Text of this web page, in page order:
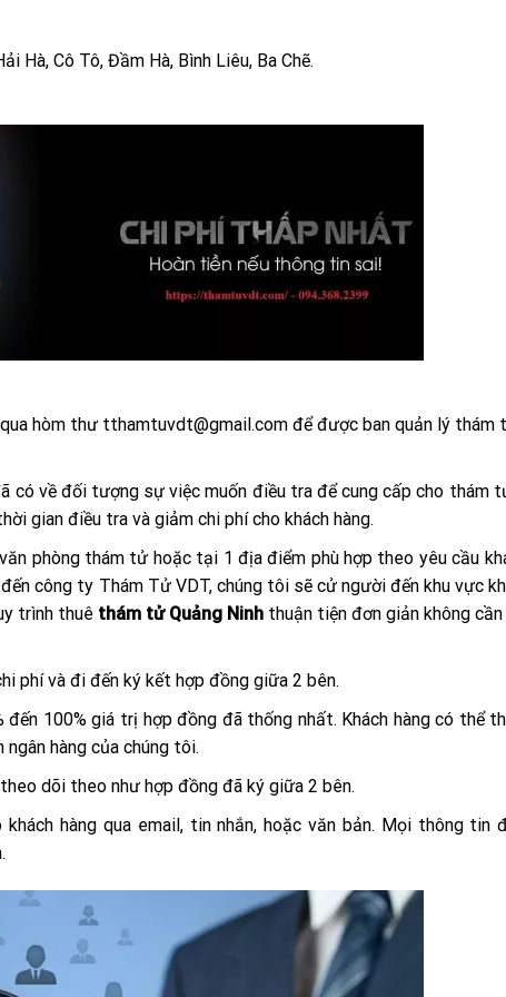
Hà, Cô Tô, Đầm Hà, Bình Liêu, Ba Chẽ.
hòm thư tthamtuvdt@gmail.com để được ban quản lý thám
có về đối tượng sự việc muốn điều tra để cung cấp cho thám
gian điều tra và giảm chi phí cho khách hàng.
phòng thám tử hoặc tại 1 địa điểm phù hợp theo yêu cầu
công ty Thám Tử VDT, chúng tôi sẽ cử người đến khu vực
trình thuê thám tử Quảng Ninh thuận tiện đơn giản không
phí và đi đến ký kết hợp đồng giữa 2 bên.
đến 100% giá trị hợp đồng đã thống nhất. Khách hàng có thể
hàng của chúng tôi.
dõi theo như hợp đồng đã ký giữa 2 bên.
hàng qua email, tin nhắn, hoặc văn bản. Mọi thông tin